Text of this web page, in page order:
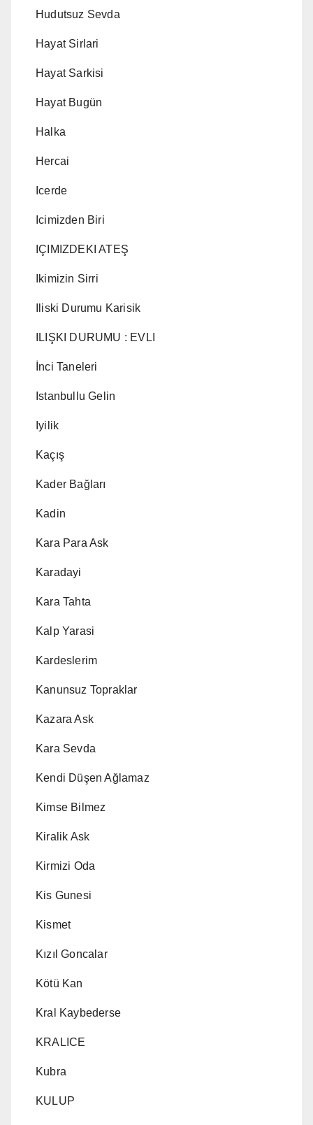
Hudutsuz Sevda
Hayat Sirlari
Hayat Sarkisi
Hayat Bugün
Halka
Hercai
Icerde
Icimizden Biri
IÇIMIZDEKI ATEŞ
Ikimizin Sirri
Iliski Durumu Karisik
ILIŞKI DURUMU : EVLI
İnci Taneleri
Istanbullu Gelin
Iyilik
Kaçış
Kader Bağları
Kadin
Kara Para Ask
Karadayi
Kara Tahta
Kalp Yarasi
Kardeslerim
Kanunsuz Topraklar
Kazara Ask
Kara Sevda
Kendi Düşen Ağlamaz
Kimse Bilmez
Kiralik Ask
Kirmizi Oda
Kis Gunesi
Kismet
Kızıl Goncalar
Kötü Kan
Kral Kaybederse
KRALICE
Kubra
KULUP